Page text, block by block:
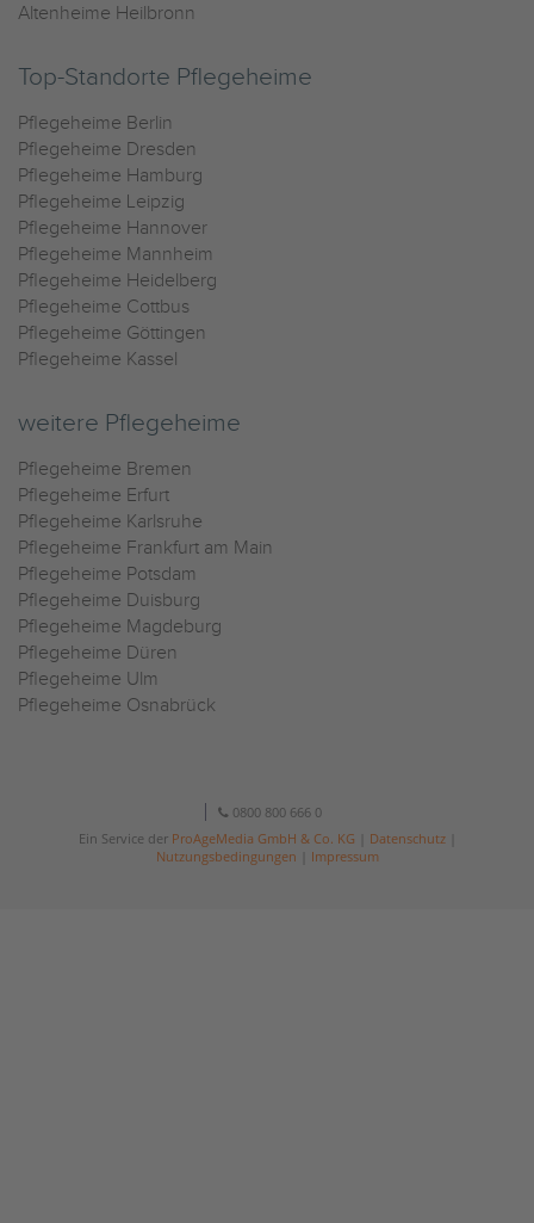
Altenheime Heilbronn
Top-Standorte Pflegeheime
Pflegeheime Berlin
Pflegeheime Dresden
Pflegeheime Hamburg
Pflegeheime Leipzig
Pflegeheime Hannover
Pflegeheime Mannheim
Pflegeheime Heidelberg
Pflegeheime Cottbus
Pflegeheime Göttingen
Pflegeheime Kassel
weitere Pflegeheime
Pflegeheime Bremen
Pflegeheime Erfurt
Pflegeheime Karlsruhe
Pflegeheime Frankfurt am Main
Pflegeheime Potsdam
Pflegeheime Duisburg
Pflegeheime Magdeburg
Pflegeheime Düren
Pflegeheime Ulm
Pflegeheime Osnabrück
0800 800 666 0
Ein Service der ProAgeMedia GmbH & Co. KG Datenschutz|
Nutzungsbedingungen
Impressum